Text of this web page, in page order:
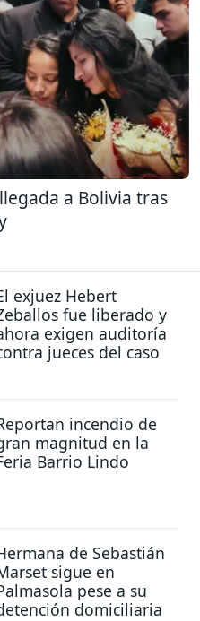
a Bolivia tras
exjuez Hebert
fue liberado y
exigen auditoría
jueces del caso
incendio de
magnitud en la
Barrio Lindo
de Sebastián
sigue en
pese a su
domiciliaria